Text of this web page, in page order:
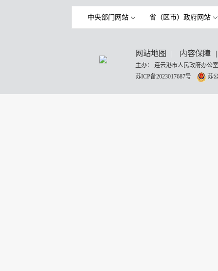
中央部门网站 省（区市）政府网站
网站地图 | 内容保障 |
主办： 连云港市人民政府办
苏ICP备2023017687号
苏